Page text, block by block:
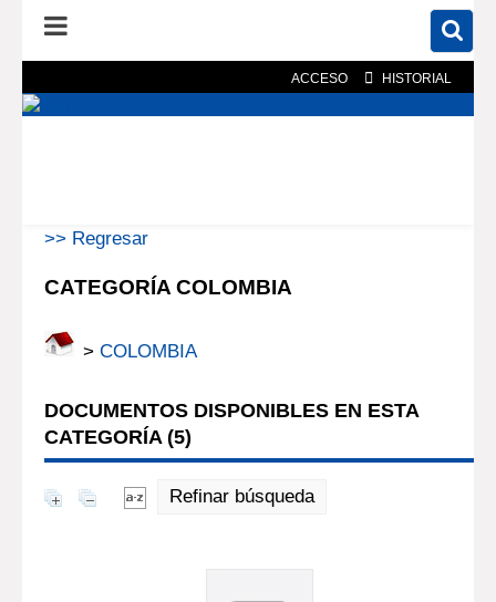
ACCESO HISTORIAL
>> Regresar
CATEGORÍA COLOMBIA
> COLOMBIA
DOCUMENTOS DISPONIBLES EN ESTA
CATEGORÍA (5)
Refinar búsqueda